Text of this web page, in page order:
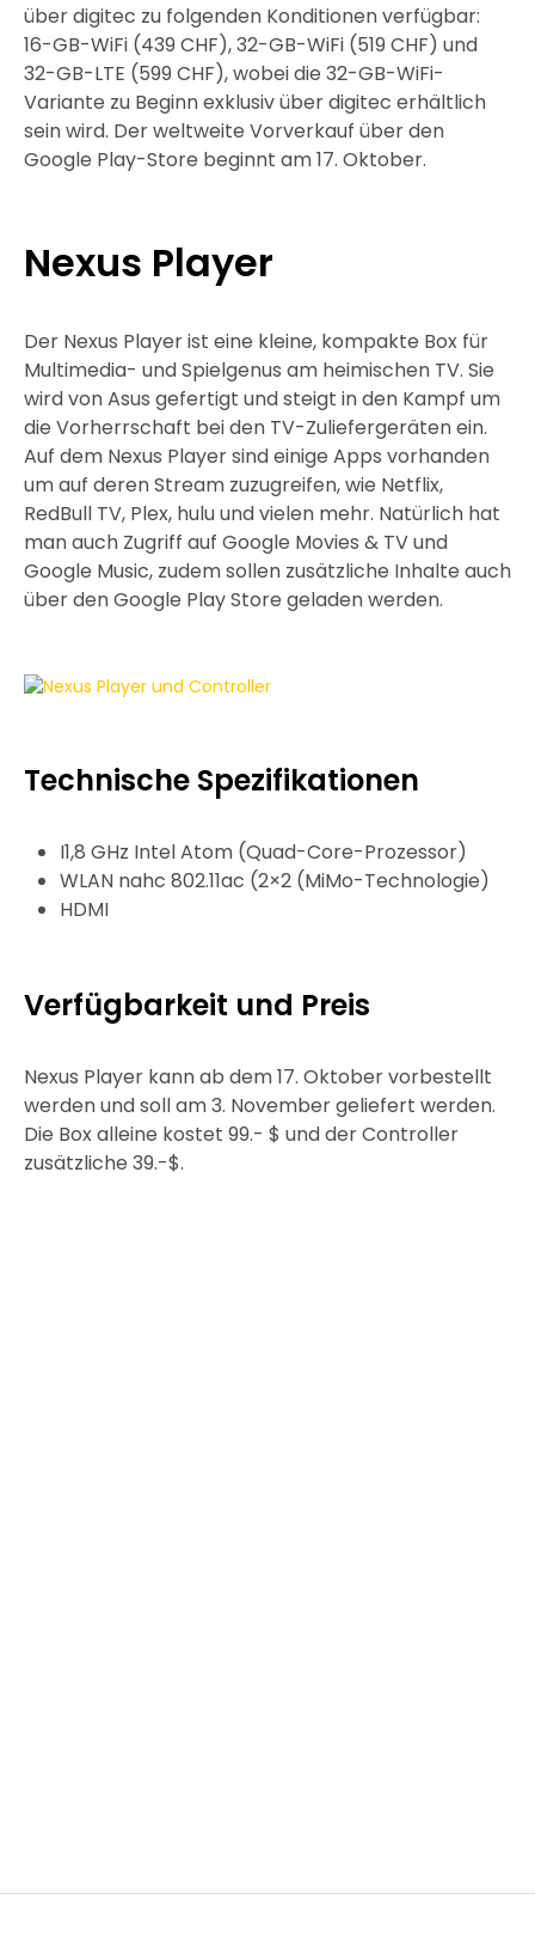
über digitec zu folgenden Konditionen verfügbar:
16-GB-WiFi (439 CHF), 32-GB-WiFi (519 CHF) und
32-GB-LTE (599 CHF), wobei die 32-GB-WiFi-
Variante zu Beginn exklusiv über digitec erhältlich
sein wird. Der weltweite Vorverkauf über den
Google Play-Store beginnt am 17. Oktober.
Nexus Player
Der Nexus Player ist eine kleine, kompakte Box für
Multimedia- und Spielgenus am heimischen TV. Sie
wird von Asus gefertigt und steigt in den Kampf um
die Vorherrschaft bei den TV-Zuliefergeräten ein.
Auf dem Nexus Player sind einige Apps vorhanden
um auf deren Stream zuzugreifen, wie Netflix,
RedBull TV, Plex, hulu und vielen mehr. Natürlich hat
man auch Zugriff auf Google Movies & TV und
Google Music, zudem sollen zusätzliche Inhalte auch
über den Google Play Store geladen werden.
Technische Spezifikationen
I1,8 GHz Intel Atom (Quad-Core-Prozessor)
WLAN nahc 802.11ac (2×2 (MiMo-Technologie)
HDMI
Verfügbarkeit und Preis
Nexus Player kann ab dem 17. Oktober vorbestellt
werden und soll am 3. November geliefert werden.
Die Box alleine kostet 99.- $ und der Controller
zusätzliche 39.-$.